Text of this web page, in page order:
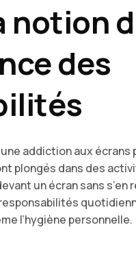
notion
des
addiction aux écrans
plongés dans des
un écran sans s’en
l’hygiène personnelle.